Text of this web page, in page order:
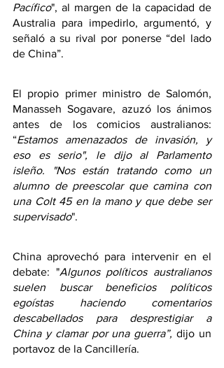
Pacífico", al margen de la capacidad de
Australia para impedirlo, argumentó, y
señaló a su rival por ponerse “del lado
de China”.
El propio primer ministro de Salomón,
Manasseh Sogavare, azuzó los ánimos
antes de los comicios australianos:
“Estamos amenazados de invasión, y
eso es serio", le dijo al Parlamento
isleño. "Nos están tratando como un
alumno de preescolar que camina con
una Colt 45 en la mano y que debe ser
supervisado".
China aprovechó para intervenir en el
debate: "Algunos políticos australianos
suelen buscar beneficios políticos
egoístas haciendo comentarios
descabellados para desprestigiar a
China y clamar por una guerra”, dijo un
portavoz de la Cancillería.